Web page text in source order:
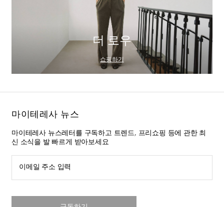
더 로우
쇼핑하기
마이테레사 뉴스
마이테레사 뉴스레터를 구독하고 트렌드, 프리쇼핑 등에 관한 최
신 소식을 발 빠르게 받아보세요
이메일 주소 입력